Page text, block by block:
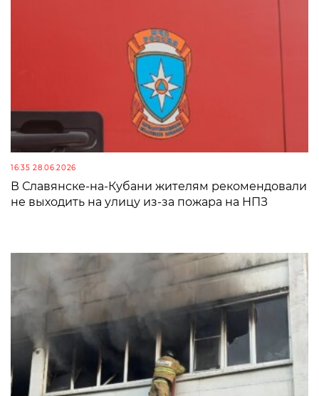
16:35 28.06.2026
В Славянске-на-Кубани жителям рекомендовали
не выходить на улицу из-за пожара на НПЗ